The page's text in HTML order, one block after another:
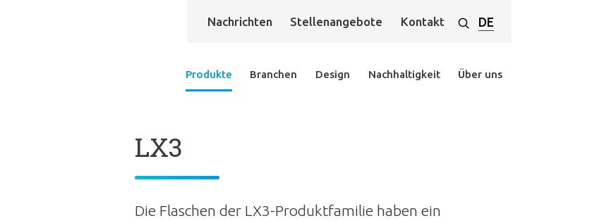
Produkte Branchen Design Nachhaltigkeit Über uns
Nachrichten Stellenangebote KontaktSuchen DE
LX3
Die Flaschen der LX3-Produktfamilie haben ein